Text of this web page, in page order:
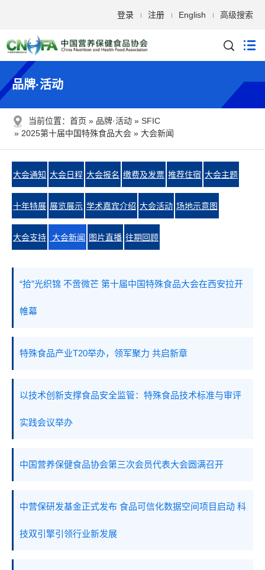
登录 注册 English 高级搜索
品牌·活动
当前位置： 首页 品牌·活动
SFIC
2025第十届中国特殊食品大会
大会新闻
大会通知 大会日程 大会报名 缴费及发票 推荐住宿 大会主题
十年特展 展览展示 学术嘉宾介绍 大会活动 场地示意图
大会支持 大会新闻 图片直播 往期回顾
“拾”光织锦 不啻微芒 第十届中国特殊食品大会在西安拉开
帷幕
特殊食品产业T20举办，领军聚力 共启新章
以技术创新支撑食品安全监管：特殊食品技术标准与审评
实践会议举办
中国营养保健食品协会第三次会员代表大会圆满召开
中营保研发基金正式发布 食品可信化数据空间项目启动 科
技双引擎引领行业新发展